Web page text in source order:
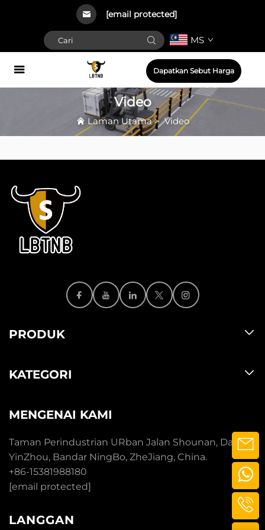
[email protected]
MS
Dapatkan Sebut Harga
Video
Laman Utama>Video
PRODUK
KATEGORI
MENGENAI KAMI
Taman Perindustrian URban Jalan Shounan, Daerah
YinZhou, Bandar NingBo, ZheJiang, China.
+86-15381988180
[email protected]
LANGGAN